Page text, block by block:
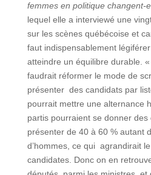
femmes en politique changent-
lequel elle a interviewé une
sur les scènes québécoise et
faut indispensablement
atteindre un équilibre durable.
faudrait réformer le mode de
présenter des candidats par
pourrait mettre une alternance
partis pourraient se donner des
présenter de 40 à 60 % autant
d’hommes, ce qui agrandirait
candidates. Donc on en